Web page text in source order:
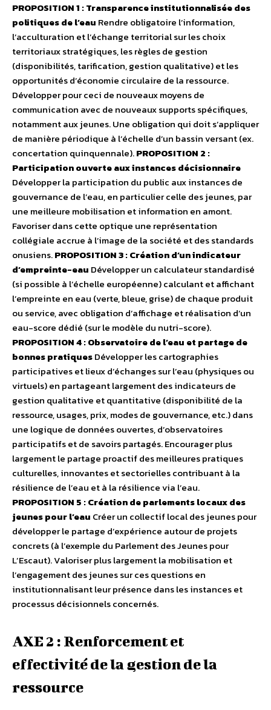
PROPOSITION 1 : Transparence institutionnalisée des
politiques de l’eau Rendre obligatoire l’information,
l’acculturation et l’échange territorial sur les choix
territoriaux stratégiques, les règles de gestion
(disponibilités, tarification, gestion qualitative) et les
opportunités d’économie circulaire de la ressource.
Développer pour ceci de nouveaux moyens de
communication avec de nouveaux supports spécifiques,
notamment aux jeunes. Une obligation qui doit s’appliquer
de manière périodique à l’échelle d’un bassin versant (ex.
concertation quinquennale).PROPOSITION 2 :
Participation ouverte aux instances décisionnaire
Développer la participation du public aux instances de
gouvernance de l’eau, en particulier celle des jeunes, par
une meilleure mobilisation et information en amont.
Favoriser dans cette optique une représentation
collégiale accrue à l’image de la société et des standards
onusiens.PROPOSITION 3 : Création d’un indicateur
d’empreinte-eau Développer un calculateur standardisé
(si possible à l’échelle européenne) calculant et affichant
l’empreinte en eau (verte, bleue, grise) de chaque produit
ou service, avec obligation d’affichage et réalisation d’un
eau-score dédié (sur le modèle du nutri-score).
PROPOSITION 4 : Observatoire de l’eau et partage de
bonnes pratiquesDévelopper les cartographies
participatives et lieux d’échanges sur l’eau (physiques ou
virtuels) en partageant largement des indicateurs de
gestion qualitative et quantitative (disponibilité de la
ressource, usages, prix, modes de gouvernance, etc.) dans
une logique de données ouvertes, d’observatoires
participatifs et de savoirs partagés. Encourager plus
largement le partage proactif des meilleures pratiques
culturelles, innovantes et sectorielles contribuant à la
résilience de l’eau et à la résilience via l’eau.
PROPOSITION 5 : Création de parlements locaux des
jeunes pour l’eau Créer un collectif local des jeunes pour
développer le partage d’expérience autour de projets
concrets (à l’exemple du Parlement des Jeunes pour
L’Escaut). Valoriser plus largement la mobilisation et
l’engagement des jeunes sur ces questions en
institutionnalisant leur présence dans les instances et
processus décisionnels concernés.
AXE 2 : Renforcement et
effectivité de la gestion de la
ressource